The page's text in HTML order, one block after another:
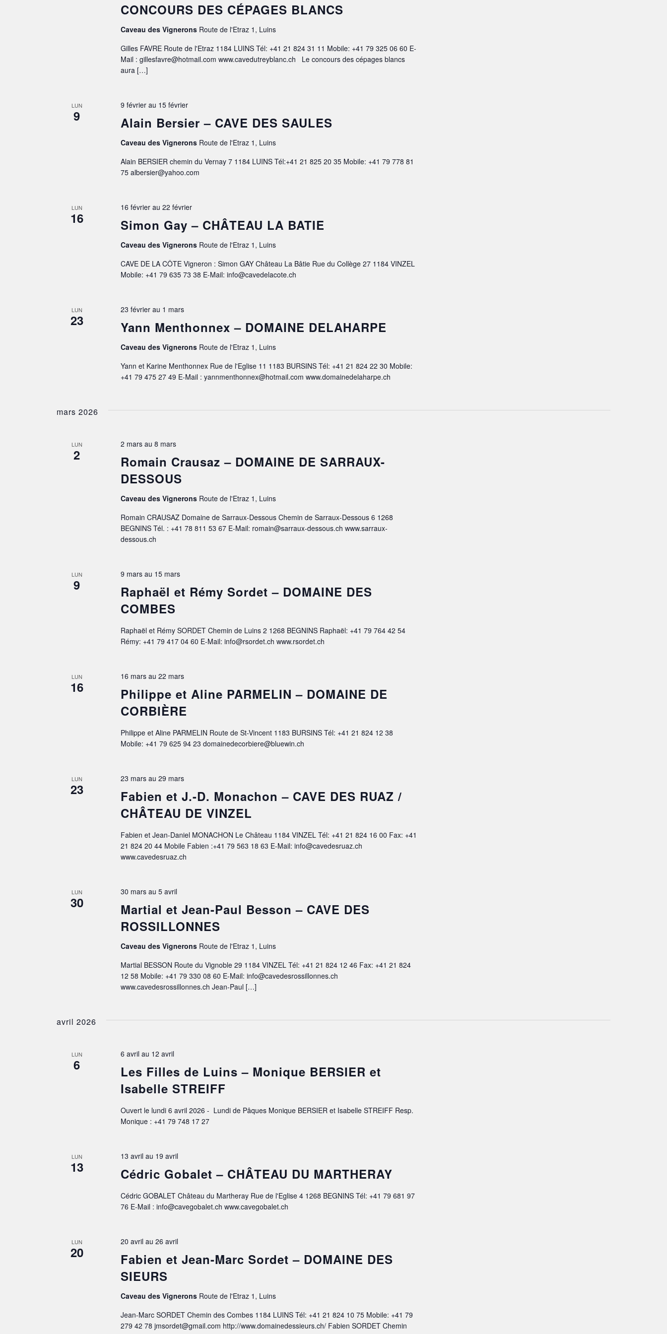
CONCOURS DES CÉPAGES BLANCS
Caveau des Vignerons Route de l'Etraz 1, Luins
Gilles FAVRE Route de l'Etraz 1184 LUINS Tél: +41 21 824 31 11 Mobile: +41 79 325 06 60 E-
Mail : gillesfavre@hotmail.com www.cavedutreyblanc.ch Le concours des cépages blancs
aura […]
LUN
9 Alain Bersier – CAVE DES SAULES
9 février au 15 février
Caveau des Vignerons Route de l'Etraz 1, Luins
Alain BERSIER chemin du Vernay 7 1184 LUINS Tél:+41 21 825 20 35 Mobile: +41 79 778 81
75 albersier@yahoo.com
LUN
16 Simon Gay – CHÂTEAU LA BATIE
16 février au22 février
Caveau des Vignerons Route de l'Etraz 1, Luins
CAVE DE LA CÔTE Vigneron : Simon GAY Château La Bâtie Rue du Collège 27 1184 VINZEL
Mobile: +41 79 635 73 38 E-Mail: info@cavedelacote.ch
LUN
23 Yann Menthonnex – DOMAINE DELAHARPE
23 février au 1 mars
Caveau des Vignerons Route de l'Etraz 1, Luins
Yann et Karine Menthonnex Rue de l'Eglise 11 1183 BURSINS Tél: +41 21 824 22 30 Mobile:
+41 79 475 27 49 E-Mail : yannmenthonnex@hotmail.com www.domainedelaharpe.ch
mars 2026
LUN
2
Romain Crausaz – DOMAINE DE SARRAUX-
DESSOUS
2 mars au8 mars
Caveau des Vignerons Route de l'Etraz 1, Luins
Romain CRAUSAZ Domaine de Sarraux-Dessous Chemin de Sarraux-Dessous 6 1268
BEGNINS Tél. : +41 78 811 53 67 E-Mail: romain@sarraux-dessous.ch www.sarraux-
dessous.ch
LUN
9
Raphaël et Rémy Sordet – DOMAINE DES
COMBES
9 mars au 15 mars
Raphaël et Rémy SORDET Chemin de Luins 2 1268 BEGNINS Raphaël: +41 79 764 42 54
Rémy: +41 79 417 04 60 E-Mail: info@rsordet.ch www.rsordet.ch
LUN
16
Philippe et Aline PARMELIN – DOMAINE DE
CORBIÈRE
16 mars au22 mars
Philippe et Aline PARMELIN Route de St-Vincent 1183 BURSINS Tél: +41 21 824 12 38
Mobile: +41 79 625 94 23 domainedecorbiere@bluewin.ch
LUN
23
Fabien et J.-D. Monachon – CAVE DES RUAZ /
CHÂTEAU DE VINZEL
23 mars au29 mars
Fabien et Jean-Daniel MONACHON Le Château 1184 VINZEL Tél: +41 21 824 16 00 Fax: +41
21 824 20 44 Mobile Fabien :+41 79 563 18 63 E-Mail: info@cavedesruaz.ch
www.cavedesruaz.ch
LUN
30
Martial et Jean-Paul Besson – CAVE DES
ROSSILLONNES
30 mars au5 avril
Caveau des Vignerons Route de l'Etraz 1, Luins
Martial BESSON Route du Vignoble 29 1184 VINZEL Tél: +41 21 824 12 46 Fax: +41 21 824
12 58 Mobile: +41 79 330 08 60 E-Mail: info@cavedesrossillonnes.ch
www.cavedesrossillonnes.ch Jean-Paul […]
avril 2026
LUN
6
Les Filles de Luins – Monique BERSIER et
Isabelle STREIFF
6 avril au 12 avril
Ouvert le lundi 6 avril 2026 - Lundi de Pâques Monique BERSIER et Isabelle STREIFF Resp.
Monique : +41 79 748 17 27
LUN
13 Cédric Gobalet – CHÂTEAU DU MARTHERAY
13 avril au 19 avril
Cédric GOBALET Château du Martheray Rue de l'Eglise 4 1268 BEGNINS Tél: +41 79 681 97
76 E-Mail : info@cavegobalet.ch www.cavegobalet.ch
LUN
20
Fabien et Jean-Marc Sordet – DOMAINE DES
SIEURS
20 avril au26 avril
Caveau des Vignerons Route de l'Etraz 1, Luins
Jean-Marc SORDET Chemin des Combes 1184 LUINS Tél: +41 21 824 10 75 Mobile: +41 79
279 42 78 jmsordet@gmail.com http://www.domainedessieurs.ch/ Fabien SORDET Chemin